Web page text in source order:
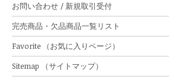
お問い合わせ / 新規取引受付
完売商品・欠品商品一覧リスト
Favorite （お気に入りページ）
Sitemap （サイトマップ）